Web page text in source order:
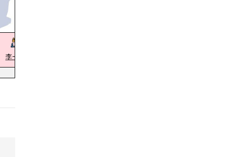
李一南